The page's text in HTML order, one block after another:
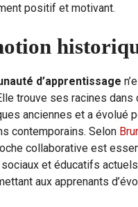
positif et motivant.
d’apprentissage
trouve ses racines dans
anciennes et a évolué
contemporains. Selon
collaborative est
et éducatifs
aux apprenants